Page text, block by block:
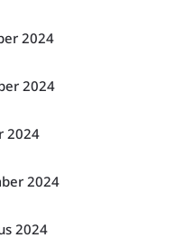
2024
2024
2024
2024
2024